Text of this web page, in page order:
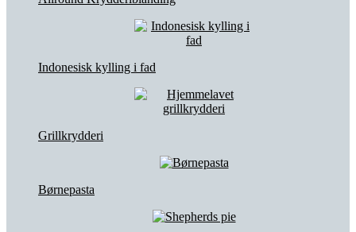
Indonesisk kylling i fad
Grillkrydderi
Børnepasta